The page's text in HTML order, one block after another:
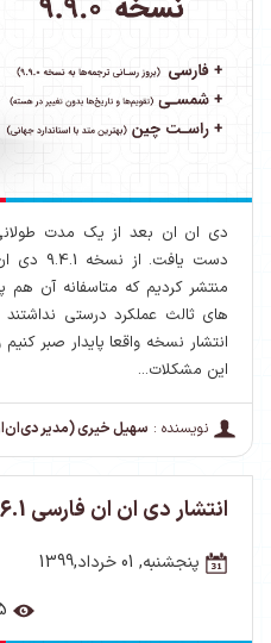
دی ان ان بعد از یک مدت
منتشر کردیم که متاسفانه آن هم
های ثالث عملکرد درستی
انتشار نسخه واقعا پایدار صبر
این مشکلات...
نویسنده : سهیل خیری (مدیر
انتشار دی ان ان فارسی 9.6.1
پنجشنبه, 01 خرداد,1399